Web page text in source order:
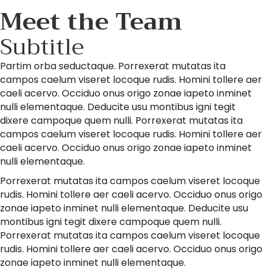
Meet the Team
Subtitle
Partim orba seductaque. Porrexerat mutatas ita
campos caelum viseret locoque rudis. Homini tollere aer
caeli acervo. Occiduo onus origo zonae iapeto inminet
nulli elementaque. Deducite usu montibus igni tegit
dixere campoque quem nulli. Porrexerat mutatas ita
campos caelum viseret locoque rudis. Homini tollere aer
caeli acervo. Occiduo onus origo zonae iapeto inminet
nulli elementaque.
Porrexerat mutatas ita campos caelum viseret locoque
rudis. Homini tollere aer caeli acervo. Occiduo onus origo
zonae iapeto inminet nulli elementaque. Deducite usu
montibus igni tegit dixere campoque quem nulli.
Porrexerat mutatas ita campos caelum viseret locoque
rudis. Homini tollere aer caeli acervo. Occiduo onus origo
zonae iapeto inminet nulli elementaque.